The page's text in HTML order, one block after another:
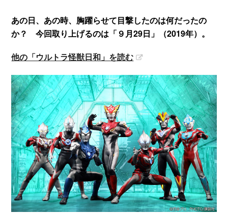
あの日、あの時、胸躍らせて目撃したのは何だったの
か？ 今回取り上げるのは「９月29日」（2019年）。
他の「ウルトラ怪獣日和」を読む